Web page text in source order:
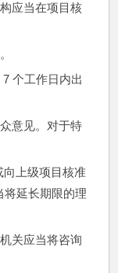
应当在项目核
个工作日内出
意见。对于特
上级项目核准
将延长期限的理
关应当将咨询